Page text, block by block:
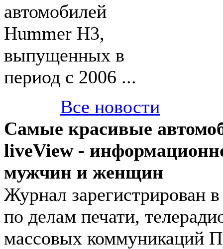
автомобилей
Hummer H3,
выпущенных в
период с 2006 ...
Все новости
Самые красивые
liveView -
мужчин и женщин
Журнал зарегистрирован
по делам печати,
массовых коммуникаций